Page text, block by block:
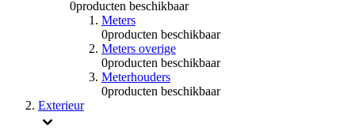
0producten beschikbaar
Meters
0producten beschikbaar
Meters overige
0producten beschikbaar
Meterhouders
0producten beschikbaar
Exterieur